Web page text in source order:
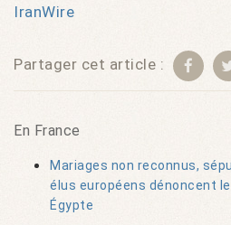
IranWire
Partager cet article :
En France
Mariages non reconnus,
élus européens dénoncent
Égypte